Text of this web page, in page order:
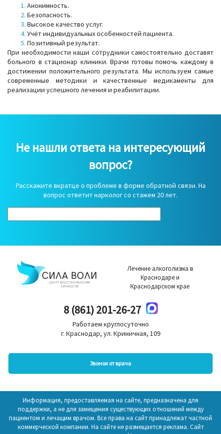
Анонимность.
Безопасность.
Высокое качество услуг.
Учёт индивидуальных особенностей пациента.
Позитивный результат.
При необходимости наши сотрудники самостоятельно доставят
больного в стационар клиники. Врачи готовы помочь каждому в
достижении положительного результата. Мы используем самые
современные методики и качественные медикаменты для
реализации успешного лечения и реабилитации.
Не нашли ответа на интересующий
вопрос?
Расскажите вкратце о проблеме в форме обратной связи. На
вопрос ответит нарколог со стажем 20 лет.
Лечение алкоголизма в
Краснодаре и
Краснодарском крае
8 (861) 201-26-27
Работаем круглосуточно
г. Краснодар, ул. Криничная, 109
Звонок от врача
Информация, предоставляемая на сайте, предназначена для
поддержки, а не для замещения существующих отношений между
пациентом и лечащим врачом. Все права на сайт принадлежат частной
коммерческой компании. На сайте не размещается реклама. Сайт